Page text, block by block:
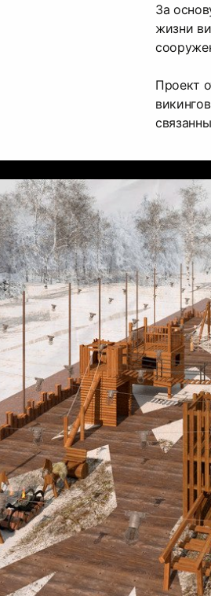
За
жизни
Проект